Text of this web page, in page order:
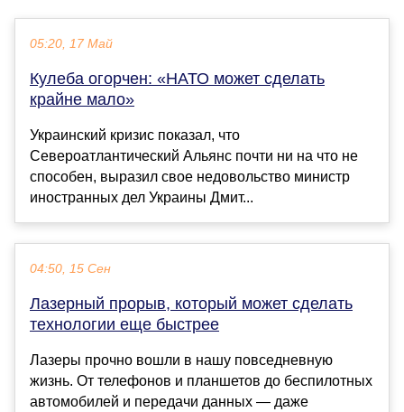
05:20, 17 Май
Кулеба огорчен: «НАТО может сделать
крайне мало»
Украинский кризис показал, что
Североатлантический Альянс почти ни на что не
способен, выразил свое недовольство министр
иностранных дел Украины Дмит...
04:50, 15 Сен
Лазерный прорыв, который может сделать
технологии еще быстрее
Лазеры прочно вошли в нашу повседневную
жизнь. От телефонов и планшетов до беспилотных
автомобилей и передачи данных — даже